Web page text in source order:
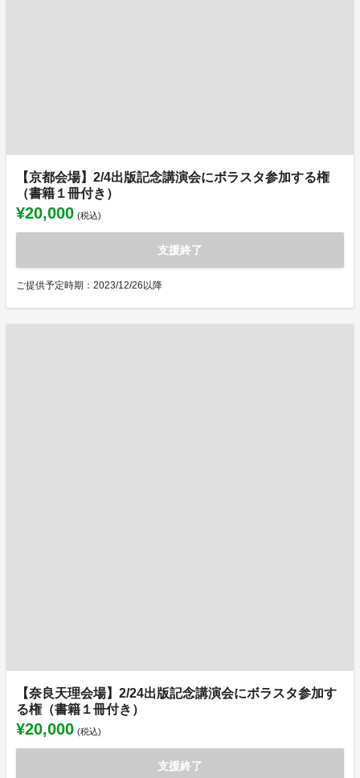
【京都会場】2/4出版記念講演会にボラスタ参加する権
（書籍１冊付き）
¥20,000 (税込)
支援終了
ご提供予定時期：2023/12/26以降
【奈良天理会場】2/24出版記念講演会にボラスタ参加す
る権（書籍１冊付き）
¥20,000 (税込)
支援終了